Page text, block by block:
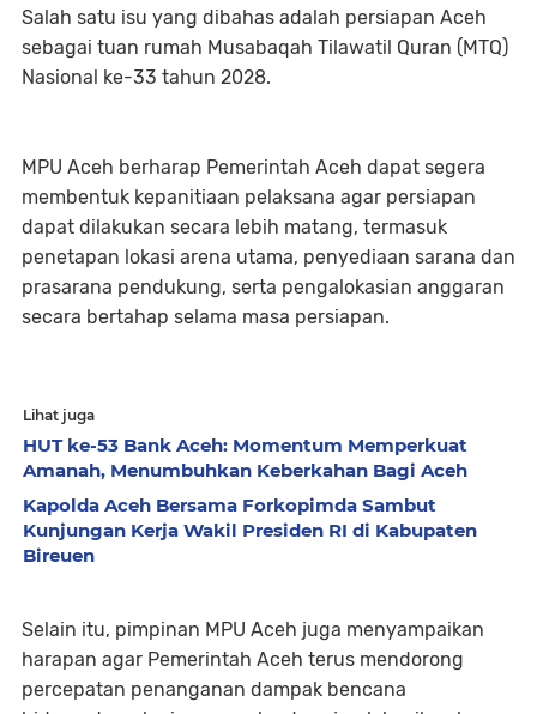
Salah satu isu yang dibahas adalah persiapan Aceh
sebagai tuan rumah Musabaqah Tilawatil Quran (MTQ)
Nasional ke-33 tahun 2028.
‎MPU Aceh berharap Pemerintah Aceh dapat segera
membentuk kepanitiaan pelaksana agar persiapan
dapat dilakukan secara lebih matang, termasuk
penetapan lokasi arena utama, penyediaan sarana dan
prasarana pendukung, serta pengalokasian anggaran
secara bertahap selama masa persiapan.
Lihat juga
HUT ke-53 Bank Aceh: Momentum Memperkuat
Amanah, Menumbuhkan Keberkahan Bagi Aceh
Kapolda Aceh Bersama Forkopimda Sambut
Kunjungan Kerja Wakil Presiden RI di Kabupaten
Bireuen
‎Selain itu, pimpinan MPU Aceh juga menyampaikan
harapan agar Pemerintah Aceh terus mendorong
percepatan penanganan dampak bencana